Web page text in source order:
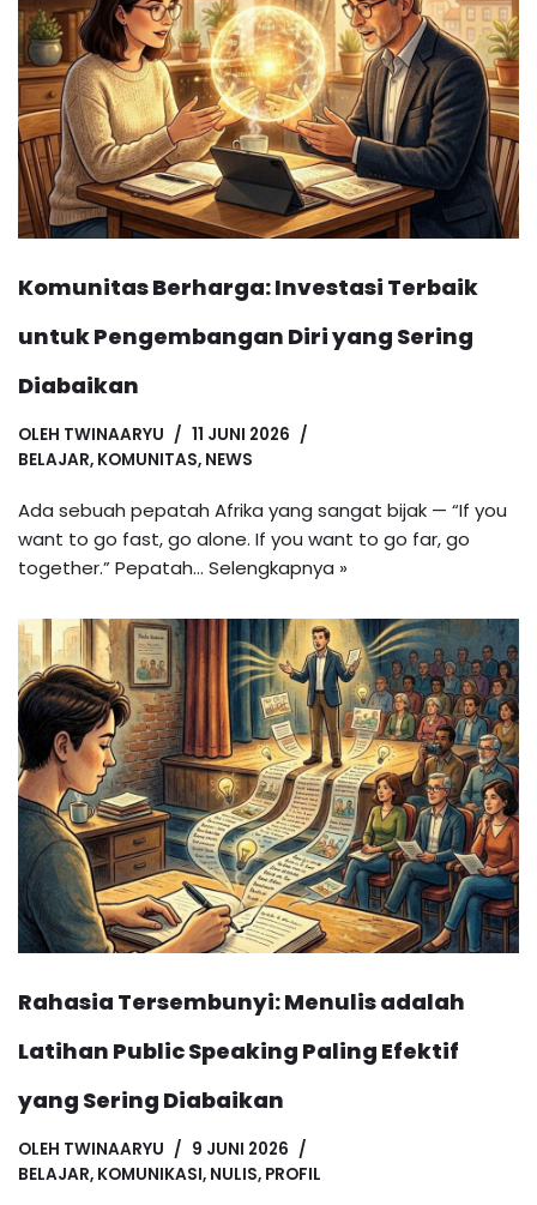
Komunitas Berharga: Investasi Terbaik
untuk Pengembangan Diri yang Sering
Diabaikan
OLEH TWINAARYU
11 JUNI 2026
BELAJAR, KOMUNITAS, NEWS
Ada sebuah pepatah Afrika yang sangat bijak — “If you
want to go fast, go alone. If you want to go far, go
together.” Pepatah… Selengkapnya »
Rahasia Tersembunyi: Menulis adalah
Latihan Public Speaking Paling Efektif
yang Sering Diabaikan
OLEH TWINAARYU
9 JUNI 2026
BELAJAR, KOMUNIKASI, NULIS, PROFIL